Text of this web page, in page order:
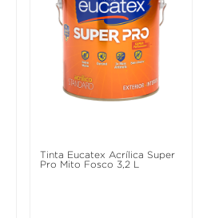
Tinta Eucatex Acrílica Super
Pro Mito Fosco 3,2 L